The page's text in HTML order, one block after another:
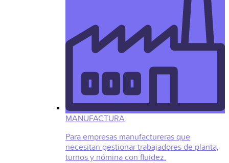
MANUFACTURA
Para empresas manufactureras que
necesitan gestionar trabajadores de planta,
turnos y nómina con fluidez.